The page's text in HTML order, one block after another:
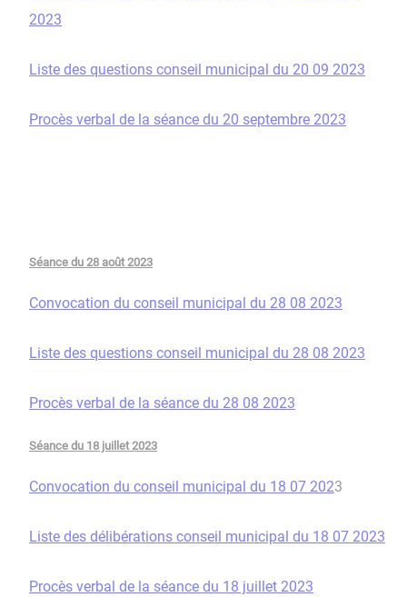
2023
Liste des questions conseil municipal du 20 09 2023
Procès verbal de la séance du 20 septembre 2023
Séance du 28 août 2023
Convocation du conseil municipal du 28 08 2023
Liste des questions conseil municipal du 28 08 2023
Procès verbal de la séance du 28 08 2023
Séance du 18 juillet 2023
Convocation du conseil municipal du 18 07 2023
Liste des délibérations conseil municipal du 18 07 2023
Procès verbal de la séance du 18 juillet 2023